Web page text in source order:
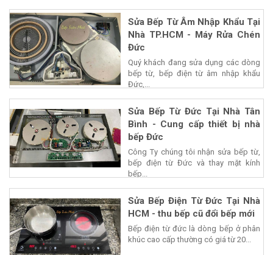
Sửa Bếp Từ Âm Nhập Khẩu Tại
Nhà TP.HCM - Máy Rửa Chén
Đức
Quý khách đang sửa dụng các dòng
bếp từ, bếp điện từ âm nhập khẩu
Đức,...
Sửa Bếp Từ Đức Tại Nhà Tân
Bình - Cung cấp thiết bị nhà
bếp Đức
Công Ty chúng tôi nhận sửa bếp từ,
bếp điện từ Đức và thay mặt kính
bếp...
Sửa Bếp Điện Từ Đức Tại Nhà
HCM - thu bếp cũ đổi bếp mới
Bếp điện từ đức là dòng bếp ở phân
khúc cao cấp thường có giá từ 20...